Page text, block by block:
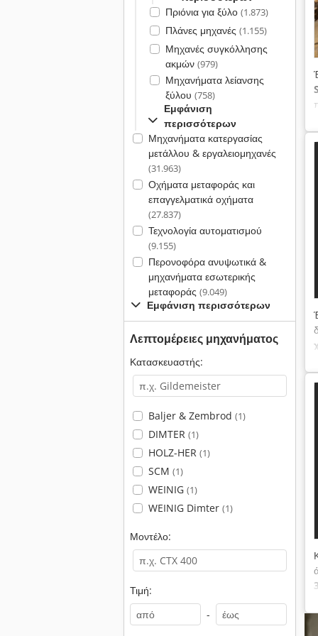
Πριόνια για ξύλο (1.873)
Πλάνες μηχανές (1.155)
Μηχανές συγκόλλησης
ακμών (979)
Μηχανήματα λείανσης
ξύλου (758)
Εμφάνιση
περισσότερων
Μηχανήματα κατεργασίας
μετάλλου & εργαλειομηχανές
(31.963)
Οχήματα μεταφοράς και
επαγγελματικά οχήματα
(27.837)
Τεχνολογία αυτοματισμού
(9.155)
Περονοφόρα ανυψωτικά &
μηχανήματα εσωτερικής
μεταφοράς (9.049)
Εμφάνιση περισσότερων
Λεπτομέρειες μηχανήματος
Κατασκευαστής:
Baljer & Zembrod (1)
DIMTER (1)
HOLZ-HER (1)
SCM (1)
WEINIG (1)
WEINIG Dimter (1)
Μοντέλο:
Τιμή:
-